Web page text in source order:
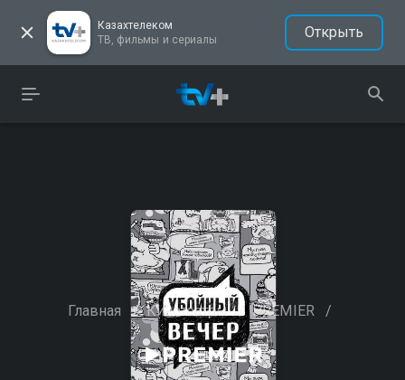
Казахтелеком
ТВ, фильмы и сериалы
Открыть
Главная / Кинотеатры / PREMIER /